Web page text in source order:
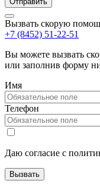
Вызвать скорую
+7 (8452) 51-22-51
Вы можете вызвать
или заполнив форму
Имя
Телефон
Даю согласие с